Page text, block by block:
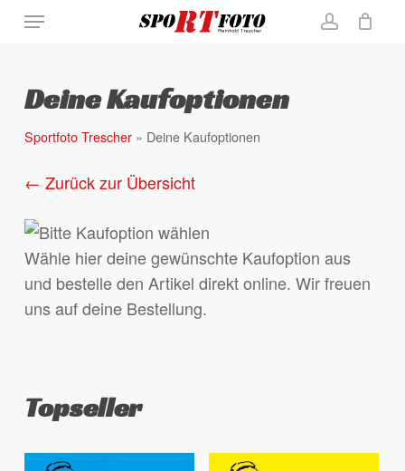
Skip
content
Menu
Deine Kaufoptionen
Sportfoto Trescher» Deine Kaufoptionen
← Zurück zur Übersicht
Wähle hier deine gewünschte Kaufoption aus
und bestelle den Artikel direkt online. Wir freuen
uns auf deine Bestellung.
Topseller